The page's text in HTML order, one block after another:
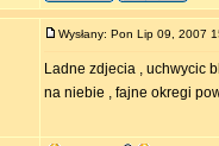
Wysłany: Pon Lip 09, 2007
Ladne zdjecia , uchwycic
na niebie , fajne okregi